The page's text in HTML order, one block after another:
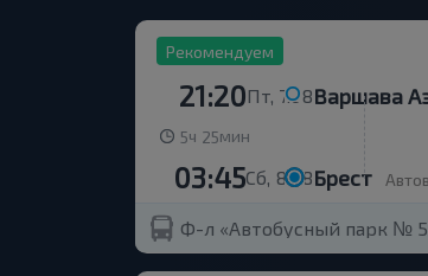
Рекомендуем
Пт, 7.08
21:20 Варшава
5ч 25мин
Сб, 8.08
03:45 Брест
Ф-л «Автобусный парк №